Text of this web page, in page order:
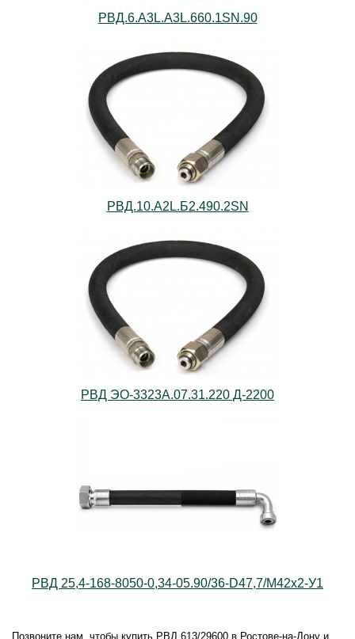
РВД.6.А3L.А3L.660.1SN.90
РВД.10.А2L.Б2.490.2SN
РВД ЭО-3323А.07.31.220 Д-2200
РВД 25,4-168-8050-0,34-05.90/36-D47,7/M42x2-У1
Позвоните нам, чтобы купить РВД 613/29600 в Ростове-на-Дону и